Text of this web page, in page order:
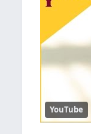
YouTube